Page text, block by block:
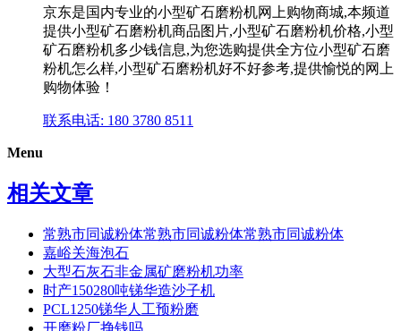
京东是国内专业的小型矿石磨粉机网上购物商城,本频道
提供小型矿石磨粉机商品图片,小型矿石磨粉机价格,小型
矿石磨粉机多少钱信息,为您选购提供全方位小型矿石磨
粉机怎么样,小型矿石磨粉机好不好参考,提供愉悦的网上
购物体验！
联系电话: 180 3780 8511
Menu
相关文章
常熟市同诚粉体常熟市同诚粉体常熟市同诚粉体
嘉峪关海泡石
大型石灰石非金属矿磨粉机功率
时产150280吨锑华造沙子机
PCL1250锑华人工预粉磨
开磨粉厂挣钱吗